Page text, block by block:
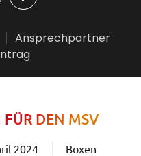
Ansprechpartner
FÜR DEN MSV
2024 Boxen